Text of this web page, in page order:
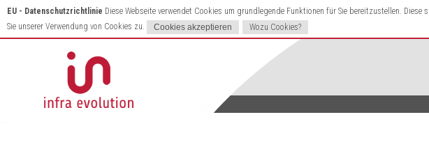
EU - Datenschutzrichtlinie Diese Webseite verwendet Cookies um grundlegende Funktionen für Sie bereitzustellen.
Sie unserer Verwendung von Cookies zu.
Wozu Cookies?